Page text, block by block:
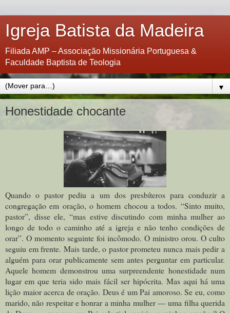
Igreja Batista da Madeira
Filiada AMP – Associação Missionária Portuguesa &
Faculdade Baptista de Teologia
▼
Honestidade chocante
Quando o pastor pediu a um dos presbíteros para conduzir a
congregação em oração, o homem chocou a todos. “Sinto muito,
pastor”, disse ele, “mas estive discutindo com minha mulher ao
longo de todo o caminho até a igreja e não tenho condições de
orar”. O momento seguinte foi incômodo. O ministro orou. O culto
seguiu em frente. Mais tarde, o pastor prometeu nunca mais pedir a
alguém para orar publicamente sem antes perguntar em particular.
Aquele homem demonstrou uma surpreendente honestidade num
lugar em que teria sido mais fácil ser hipócrita. Mas aqui há uma
lição maior acerca de oração. Deus é um Pai amoroso. Se eu, como
marido, não respeitar e honrar a minha mulher — uma filha querida